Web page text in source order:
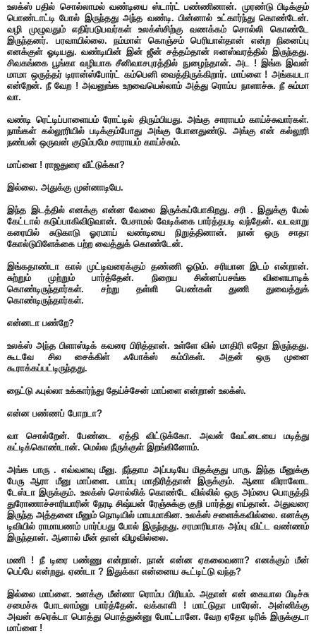
உலக்ஸ் பதில் சொல்லாமல் வண்டியை ஸ்டார்ட் பண்ணினான். முரண்டு பிடிக்கும்
பொண்டாட்டி போல் இருந்தது அந்த வண்டி. பின்னால் உட்கார்ந்து கொண்டேன்.
வழி முழுவதும் எதிர்படுபவர்கள் உலக்ஸ்சிற்கு வணக்கம் சொல்லி கொண்டே
இருந்தனர். பரவாயில்லை. நம்மாள் கொஞ்சம் பெரியாள்தான் என்ற நினைப்பு
எனக்குள் ஓடியது. வண்டியின் இன் ஜீன் சத்தம்தான் ஈனஸ்வரத்தில் இருந்தது.
சிவகங்கை பூங்கா வழியாக சீனிவாசபுரத்தில் நுழைந்தான். அட ! இங்க இவன்
மாமா ஒருத்தர் டிரான்ஸ்போர்ட் கம்பெனி வைத்திருக்கிறார். மாப்ளை ! அங்கயடா
என்றேன். நீ வேற ! அவனுங்க உறவையெல்லாம் அத்து ரொம்ப நாளாச்சு. நீ சும்மா
வா.
வண்டி ரெட்டிப்பாளையம் ரோட்டில் திரும்பியது. அங்கு சாராயம் காய்ச்சுவார்கள்.
நாங்கள் கல்லூரியில் படிக்கும்போது அங்கு போனதுண்டு. அங்கு என் கல்லூரி
நண்பன் ஒருவன் குடும்பமே சாராயம் காய்ச்சும்.
மாப்ளை ! ராஜதுரை வீட்டுக்கா?
இல்லை. அதுக்கு முன்னாடியே.
இந்த இடத்தில் எனக்கு என்ன வேலை இருக்கப்போகிறது. சரி . இதுக்கு மேல்
கேட்டால் கடுப்பாகிவிடுவான். பேசாமல் வேடிக்கை பார்த்தபடி வந்தேன். வடவாறு
கரையில் சுடுகாடு ஓரமாய் வண்டியை நிறுத்தினான். நான் ஒரு சாதா
கோல்டுபிளேக்கை பற்ற வைத்துக் கொண்டேன்.
இங்கதாண்டா கால் முட்டிவரைக்கும் தண்ணி ஓடும். சரியான இடம் என்றான்.
சுற்றும் முற்றும் பார்த்தேன். நிறைய சின்னப்பசங்க விளையாடிக்
கொண்டிருந்தார்கள். சற்று தள்ளி பெண்கள் துணி துவைத்துக்
கொண்டிருந்தார்கள்.
என்னடா பண்றே?
உலக்ஸ் அந்த பிளாஸ்டிக் கவரை பிரித்தான். உள்ளே வில் மாதிரி எதோ இருந்தது.
கூடவே சில சைக்கிள் ஃபோக்ஸ் கம்பிகள். அதன் ஒரு முனை
கூராக்கப்பட்டிருந்தது.
நைட்டு ஃபுல்லா உக்கார்ந்து தேய்ச்சேன் மாப்ளை என்றான் உலக்ஸ்.
என்ன பண்ணப் போறடா?
வா சொல்றேன். பேண்டை ஏத்தி விட்டுக்கோ. அவன் வேட்டையை மடித்து
கட்டிக்கொண்டான். மெல்ல நீருக்குள் இறங்கினோம்.
அங்க பாரு . எவ்வளவு மீனு. நீந்தாம அப்படியே மிதக்குது பாரு. இந்த மீனுக்கு
பேரு ஆரா மீனு மாப்ளை. பாம்பு மாதிரித்தான் இருக்கும். ஆனா விராலோட
டேஸ்டா இருக்கும். உலக்ஸ் சொல்லிக் கொண்டே வில்லில் ஒரு அம்பை பொருத்தி
துரோணாச்சாரியாரின் நேரடி சிஷ்யன் ரேஞ்சுக்கு குறி பார்த்து எய்தான். அதுவரை
இருந்த அத்தனை மீனும் நொடியில் மாயமாகின. உலக்ஸ் சளைக்கவில்லை. எனக்கு
டிவியில் ராமாயணம் பார்ப்பது போல் இருந்தது. சரமாரியாக அம்பு விட்ட வண்ணம்
இருந்தான். ஆனால் மீன் தான் விழவில்லை.
மணி ! நீ டிரை பண்ணு என்றான். நான் என்ன ஏகலைவனா? எனக்கும் மீன்
பெப்பே என்றது. ஏண்டா ? இதுக்கா என்னைய கூட்டிட்டு வந்த?
இல்லை மாப்ளை. உனக்கு மீன்னா ரொம்ப பிரியம். அதான் என் கையால பிடிச்சு
சமைச்சு போடலாம்னு பார்த்தேன். வக்காளி ! மாட்டுதா பாரேன். அன்னிக்கு
அவன் கரெக்டா பொத்து பொத்துன்னு போட்டானே. வேற ஏதோ டிரிக் இருக்குடா
மாப்ளை !